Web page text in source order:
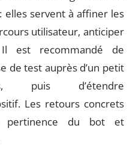
elles servent à affiner les
utilisateur, anticiper
est recommandé de
de test auprès d’un petit
puis d’étendre
Les retours concrets
pertinence du bot et